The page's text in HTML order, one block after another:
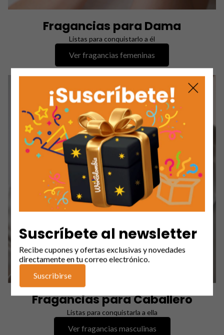
Fragancias para Dama
Listas para conquistarlo a él
Ver fragancias femeninas
Fragancias para Caballero
Listas para conquistarla a ella
Ver fragancias masculinas
Suscríbete al newsletter
Recibe cupones y ofertas exclusivas y novedades
directamente en tu correo electrónico.
Suscribirse